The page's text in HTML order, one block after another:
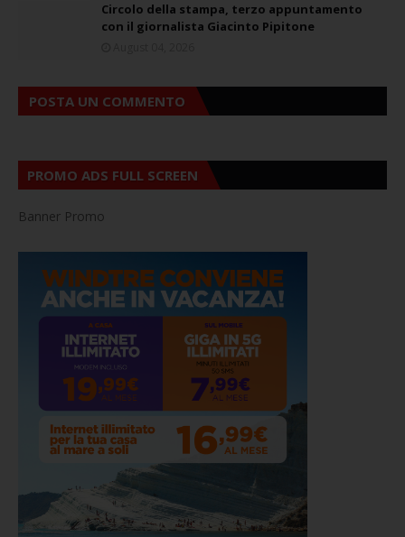
Circolo della stampa, terzo appuntamento
con il giornalista Giacinto Pipitone
POSTA UN COMMENTO
PROMO ADS FULL SCREEN
Banner Promo